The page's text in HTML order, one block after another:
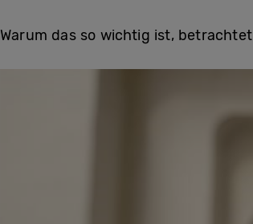
Warum das so wichtig ist,